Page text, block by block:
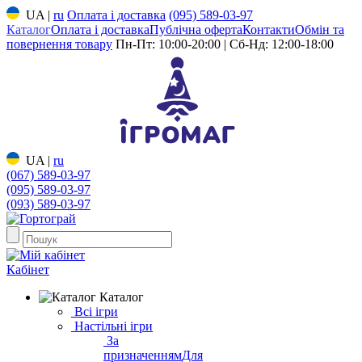
UA | ru Оплата і доставка (095) 589-03-97
КаталогОплата і доставкаПублічна офертаКонтактиОбмін та
повернення товару Пн-Пт: 10:00-20:00 | Сб-Нд: 12:00-18:00
UA | ru
(067) 589-03-97
(095) 589-03-97
(093) 589-03-97
Кабінет
Каталог
Всі ігри
Настільні ігри
За
призначеннямДля